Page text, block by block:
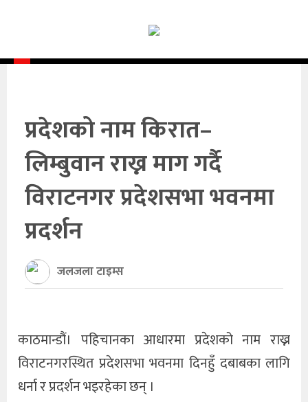
समाज
आर्थिक
अन्तर्वार्ता
विचार
साहित्य/
सिर्जना
सूचना
खेलकुद
अन्तर्राष्ट्रिय
प्रदेशको नाम किरात–
लिम्बुवान राख्न माग गर्दै
विराटनगर प्रदेशसभा भवनमा
प्रदर्शन
जलजला टाइम्स
काठमान्डौं। पहिचानका आधारमा प्रदेशको नाम राख्न
विराटनगरस्थित प्रदेशसभा भवनमा दिनहुँ दबाबका लागि
धर्ना र प्रदर्शन भइरहेका छन् ।